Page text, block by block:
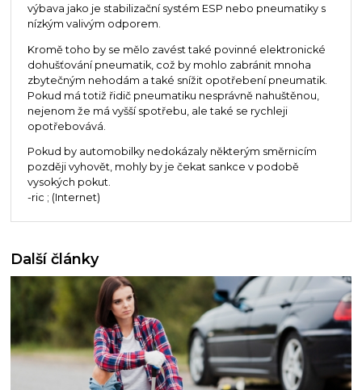
výbava jako je stabilizační systém ESP nebo pneumatiky s
nízkým valivým odporem.
Kromě toho by se mělo zavést také povinné elektronické
dohušťování pneumatik, což by mohlo zabránit mnoha
zbytečným nehodám a také snížit opotřebení pneumatik.
Pokud má totiž řidič pneumatiku nesprávně nahuštěnou,
nejenom že má vyšší spotřebu, ale také se rychleji
opotřebovává.
Pokud by automobilky nedokázaly některým směrnicím
později vyhovět, mohly by je čekat sankce v podobě
vysokých pokut.
-ric ; (Internet)
Další články